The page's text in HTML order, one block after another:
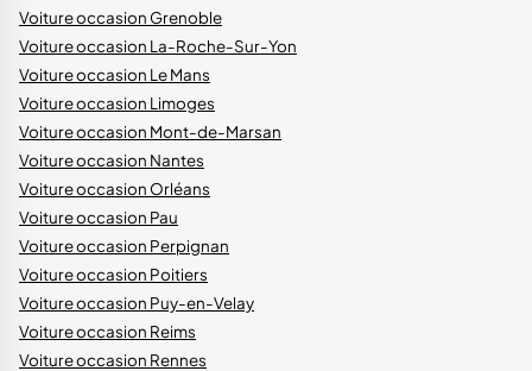
Voiture occasion Grenoble
Voiture occasion La-Roche-Sur-Yon
Voiture occasion Le Mans
Voiture occasion Limoges
Voiture occasion Mont-de-Marsan
Voiture occasion Nantes
Voiture occasion Orléans
Voiture occasion Pau
Voiture occasion Perpignan
Voiture occasion Poitiers
Voiture occasion Puy-en-Velay
Voiture occasion Reims
Voiture occasion Rennes